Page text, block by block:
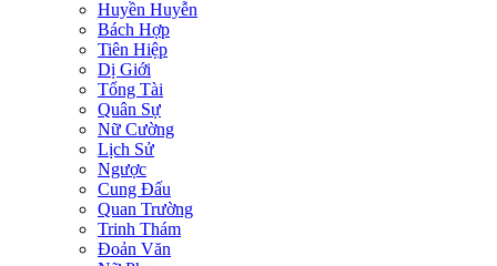
Huyền Huyễn
Bách Hợp
Tiên Hiệp
Dị Giới
Tổng Tài
Quân Sự
Nữ Cường
Lịch Sử
Ngược
Cung Đấu
Quan Trường
Trinh Thám
Đoản Văn